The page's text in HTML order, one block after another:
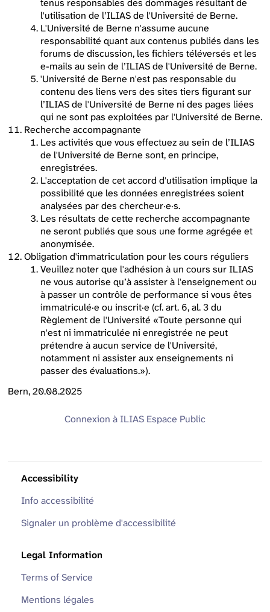
tenus responsables des dommages résultant de
l'utilisation de l’ILIAS de l'Université de Berne.
L'Université de Berne n'assume aucune
responsabilité quant aux contenus publiés dans les
forums de discussion, les fichiers téléversés et les
e-mails au sein de l’ILIAS de l'Université de Berne.
'Université de Berne n'est pas responsable du
contenu des liens vers des sites tiers figurant sur
l’ILIAS de l'Université de Berne ni des pages liées
qui ne sont pas exploitées par l'Université de Berne.
Recherche accompagnante
Les activités que vous effectuez au sein de l’ILIAS
de l'Université de Berne sont, en principe,
enregistrées.
L'acceptation de cet accord d'utilisation implique la
possibilité que les données enregistrées soient
analysées par des chercheur·e·s.
Les résultats de cette recherche accompagnante
ne seront publiés que sous une forme agrégée et
anonymisée.
Obligation d'immatriculation pour les cours réguliers
Veuillez noter que l'adhésion à un cours sur ILIAS
ne vous autorise qu’à assister à l'enseignement ou
à passer un contrôle de performance si vous êtes
immatriculé·e ou inscrit·e (cf. art. 6, al. 3 du
Règlement de l'Université «Toute personne qui
n'est ni immatriculée ni enregistrée ne peut
prétendre à aucun service de l'Université,
notamment ni assister aux enseignements ni
passer des évaluations.»).
Bern, 20.08.2025
Connexion à ILIAS Espace Public
Accessibility
Info accessibilité
Signaler un problème d'accessibilité
Legal Information
Terms of Service
Mentions légales